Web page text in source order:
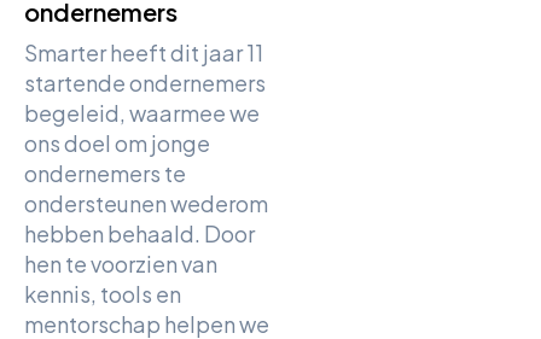
ondernemers
Smarter heeft dit jaar 11
startende ondernemers
begeleid, waarmee we
ons doel om jonge
ondernemers te
ondersteunen wederom
hebben behaald. Door
hen te voorzien van
kennis, tools en
mentorschap helpen we